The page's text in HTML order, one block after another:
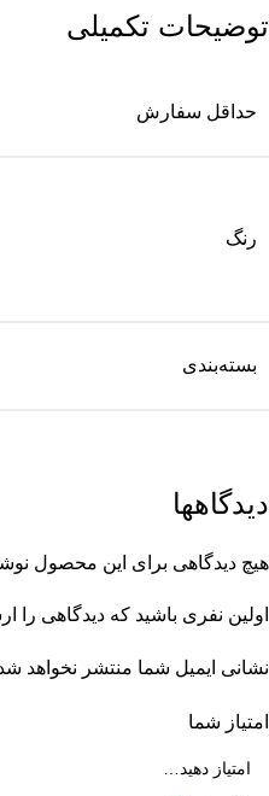
توضیحات تکمیلی
حداقل سفارش
رنگ
بسته‌بندی
دیدگاهها
هیچ دیدگاهی برای این محصول
اولین نفری باشید که دیدگاهی
نشانی ایمیل شما منتشر نخواهد
امتیاز شما